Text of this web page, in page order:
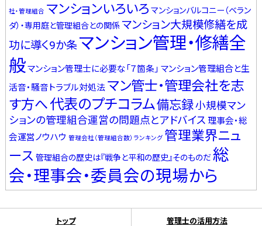
社・管理組合 マンションいろいろ マンションバルコニー（ベラン
ダ）・専用庭と管理組合との関係 マンション大規模修繕を成
功に導く9か条マンション管理・修繕全
般マンション管理士に必要な「７箇条」 マンション管理組合と生
活音・騒音トラブル対処法 マン管士・管理会社を志
す方へ代表のプチコラム備忘録小規模マン
ションの管理組合運営の問題点とアドバイス 理事会・総
会運営ノウハウ 管理会社（管理組合数）ランキング 管理業界ニュ
ース 管理組合の歴史は『戦争と平和の歴史』そのものだ総
会・理事会・委員会の現場から
トップ 管理士の活用方法